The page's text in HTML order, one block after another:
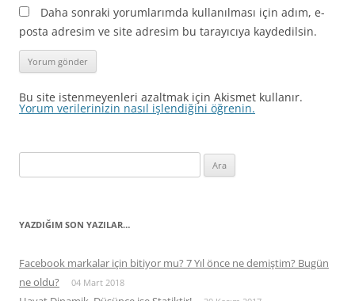
Daha sonraki yorumlarımda kullanılması için adım, e-
posta adresim ve site adresim bu tarayıcıya kaydedilsin.
Bu site istenmeyenleri azaltmak için Akismet kullanır.
Yorum verilerinizin nasıl işlendiğini öğrenin.
YAZDIĞIM SON YAZILAR…
Facebook markalar için bitiyor mu? 7 Yıl önce ne demiştim? Bugün
ne oldu?
04 Mart 2018